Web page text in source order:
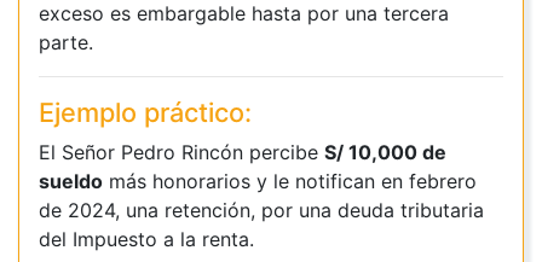
exceso es embargable hasta por una tercera
parte.
Ejemplo práctico:
El Señor Pedro Rincón percibe S/ 10,000 de
sueldo más honorarios y le notifican en febrero
de 2024, una retención, por una deuda tributaria
del Impuesto a la renta.